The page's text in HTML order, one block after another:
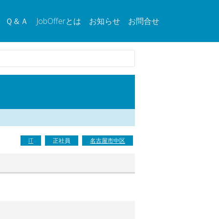
Ｑ＆Ａ JobOfferとは お知らせ お問合せ
IT 正社員 名古屋市中区